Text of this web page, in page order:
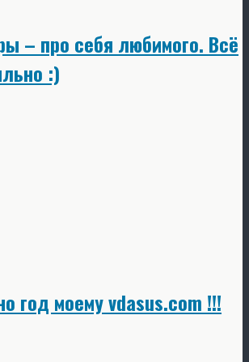
– про себя любимого. Всё
:)
год моему vdasus.com !!!